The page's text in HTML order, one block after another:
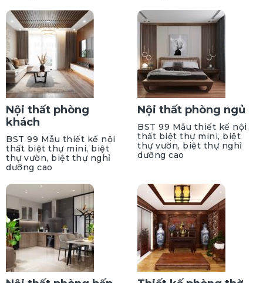
Nội thất phòng
khách
BST 99 Mẫu thiết kế nội
thất biệt thự mini, biệt
thự vườn, biệt thự nghỉ
dưỡng cao
Nội thất phòng ngủ
BST 99 Mẫu thiết kế nội
thất biệt thự mini, biệt
thự vườn, biệt thự nghỉ
dưỡng cao